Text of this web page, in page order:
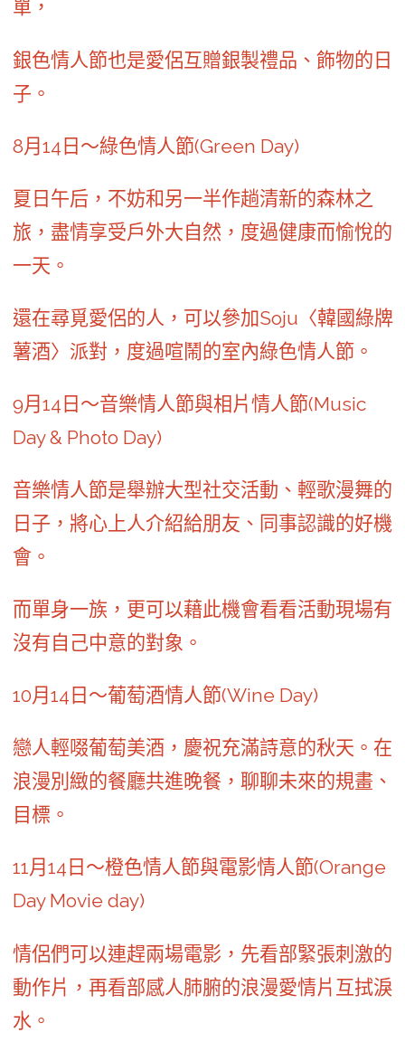
單，
銀色情人節也是愛侶互贈銀製禮品、飾物的日
子。
8月14日～綠色情人節(Green Day)
夏日午后，不妨和另一半作趟清新的森林之
旅，盡情享受戶外大自然，度過健康而愉悅的
一天。
還在尋覓愛侶的人，可以參加Soju〈韓國綠牌
薯酒〉派對，度過喧鬧的室內綠色情人節。
9月14日～音樂情人節與相片情人節(Music
Day & Photo Day)
音樂情人節是舉辦大型社交活動、輕歌漫舞的
日子，將心上人介紹給朋友、同事認識的好機
會。
而單身一族，更可以藉此機會看看活動現場有
沒有自己中意的對象。
10月14日～葡萄酒情人節(Wine Day)
戀人輕啜葡萄美酒，慶祝充滿詩意的秋天。在
浪漫別緻的餐廳共進晚餐，聊聊未來的規畫、
目標。
11月14日～橙色情人節與電影情人節(Orange
Day Movie day)
情侶們可以連趕兩場電影，先看部緊張刺激的
動作片，再看部感人肺腑的浪漫愛情片互拭淚
水。